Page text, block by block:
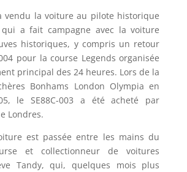
vendu la voiture au pilote historique
qui a fait campagne avec la voiture
historiques, y compris un retour
pour la course Legends organisée
principal des 24 heures. Lors de la
Bonhams London Olympia en
le SE88C-003 a été acheté par
Londres.
est passée entre les mains du
et collectionneur de voitures
Tandy, qui, quelques mois plus